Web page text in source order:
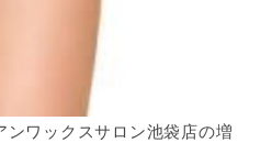
ンワックスサロン池袋店の増